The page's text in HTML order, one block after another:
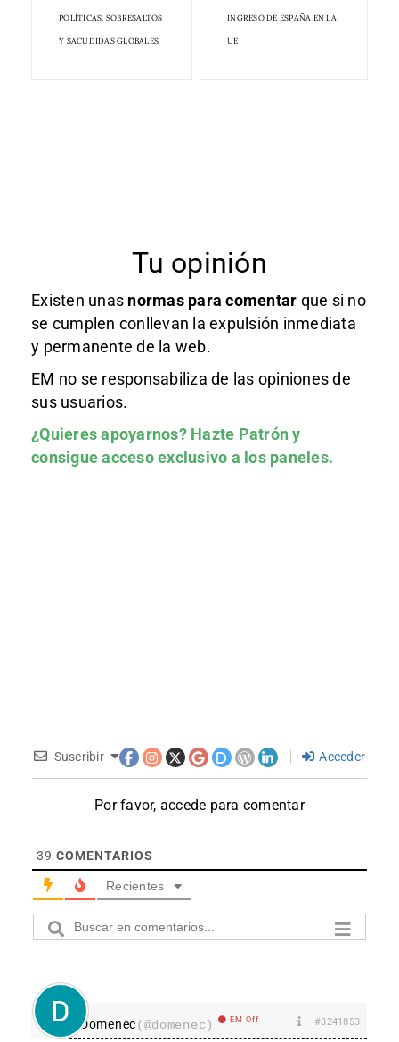
POLÍTICAS, SOBRESALTOS
Y SACUDIDAS GLOBALES
INGRESO DE ESPAÑA EN LA
UE
Tu opinión
Existen unas normas para comentar que si no
se cumplen conllevan la expulsión inmediata
y permanente de la web.
EM no se responsabiliza de las opiniones de
sus usuarios.
¿Quieres apoyarnos? Hazte Patróny
consigue acceso exclusivo a los paneles.
Suscribir Acceder
Por favor, accede para comentar
39 COMENTARIOS
Recientes
Domenec(@domenec) EM Off #3241853